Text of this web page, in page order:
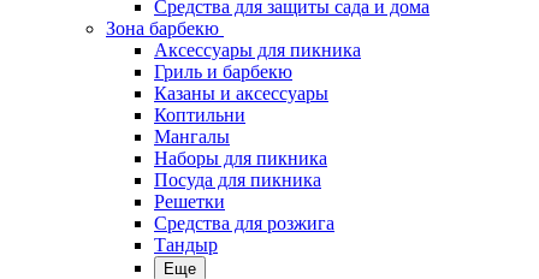
Средства для защиты сада и дома
Зона барбекю
Аксессуары для пикника
Гриль и барбекю
Казаны и аксессуары
Коптильни
Мангалы
Наборы для пикника
Посуда для пикника
Решетки
Средства для розжига
Тандыр
Еще